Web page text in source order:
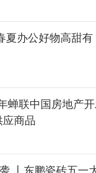
夏办公好物高甜有
蝉联中国房地产
商品
丨东鹏瓷砖五一